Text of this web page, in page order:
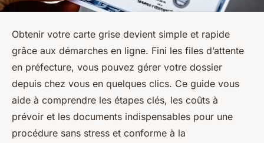
Obtenir votre carte grise devient simple et rapide
grâce aux démarches en ligne. Fini les files d’attente
en préfecture, vous pouvez gérer votre dossier
depuis chez vous en quelques clics. Ce guide vous
aide à comprendre les étapes clés, les coûts à
prévoir et les documents indispensables pour une
procédure sans stress et conforme à la